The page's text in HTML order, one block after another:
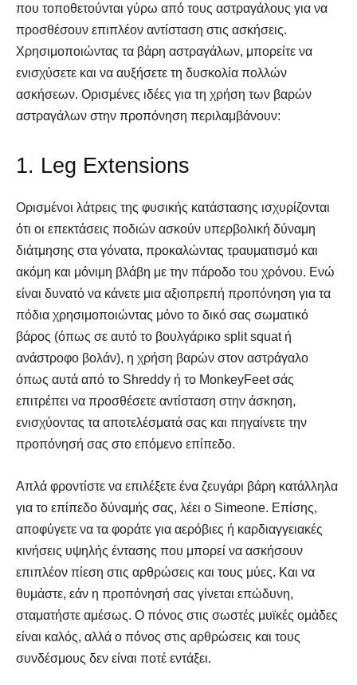
που τοποθετούνται γύρω από τους αστραγάλους για να
προσθέσουν επιπλέον αντίσταση στις ασκήσεις.
Χρησιμοποιώντας τα βάρη αστραγάλων, μπορείτε να
ενισχύσετε και να αυξήσετε τη δυσκολία πολλών
ασκήσεων. Ορισμένες ιδέες για τη χρήση των βαρών
αστραγάλων στην προπόνηση περιλαμβάνουν:
1. Leg Extensions
Ορισμένοι λάτρεις της φυσικής κατάστασης ισχυρίζονται
ότι οι επεκτάσεις ποδιών ασκούν υπερβολική δύναμη
διάτμησης στα γόνατα, προκαλώντας τραυματισμό και
ακόμη και μόνιμη βλάβη με την πάροδο του χρόνου. Ενώ
είναι δυνατό να κάνετε μια αξιοπρεπή προπόνηση για τα
πόδια χρησιμοποιώντας μόνο το δικό σας σωματικό
βάρος (όπως σε αυτό το βουλγάρικο split squat ή
ανάστροφο βολάν), η χρήση βαρών στον αστράγαλο
όπως αυτά από το Shreddy ή το MonkeyFeet σάς
επιτρέπει να προσθέσετε αντίσταση στην άσκηση,
ενισχύοντας τα αποτελέσματά σας και πηγαίνετε την
προπόνησή σας στο επόμενο επίπεδο.
Απλά φροντίστε να επιλέξετε ένα ζευγάρι βάρη κατάλληλα
για το επίπεδο δύναμής σας, λέει ο Simeone. Επίσης,
αποφύγετε να τα φοράτε για αερόβιες ή καρδιαγγειακές
κινήσεις υψηλής έντασης που μπορεί να ασκήσουν
επιπλέον πίεση στις αρθρώσεις και τους μύες. Και να
θυμάστε, εάν η προπόνησή σας γίνεται επώδυνη,
σταματήστε αμέσως. Ο πόνος στις σωστές μυϊκές ομάδες
είναι καλός, αλλά ο πόνος στις αρθρώσεις και τους
συνδέσμους δεν είναι ποτέ εντάξει.